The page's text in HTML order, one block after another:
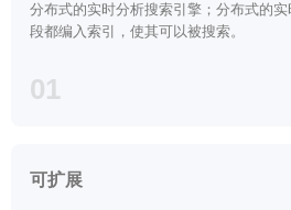
分布式的实时分析搜索引擎；分布式的
段都编入索引，使其可以被搜索。
01
可扩展